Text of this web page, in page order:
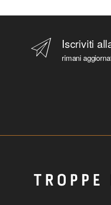
Iscriviti
rimani